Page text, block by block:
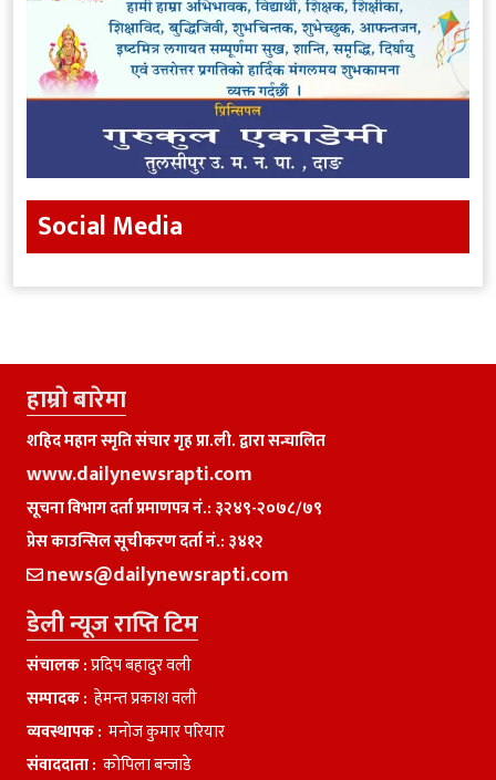
Social Media
हाम्राे बारेमा
शहिद महान स्मृति संचार गृह प्रा.ली. द्वारा सन्चालित
www.dailynewsrapti.com
सूचना विभाग दर्ता प्रमाणपत्र नं.: ३२४९-२०७८/७९
प्रेस काउन्सिल सूचीकरण दर्ता नं.: ३४१२
news@dailynewsrapti.com
डेली न्यूज राप्ति टिम
संचालक :प्रदिप बहादुर वली
सम्पादक : हेमन्त प्रकाश वली
व्यवस्थापक : मनाेज कुमार परियार
संवाददाता : काेपिला बन्जाडे